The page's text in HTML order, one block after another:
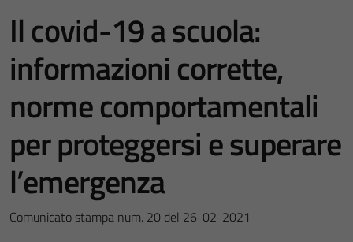
Il covid-19 a scuola:
informazioni corrette,
norme comportamentali
per proteggersi e superare
l’emergenza
Comunicato stampa num. 20 del 26-02-2021